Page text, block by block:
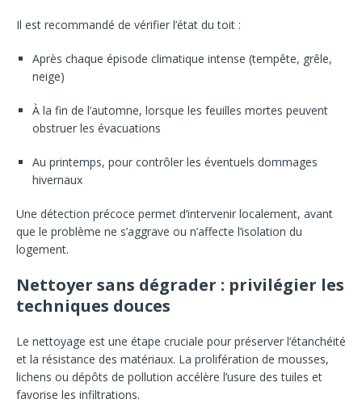
Il est recommandé de vérifier l’état du toit :
Après chaque épisode climatique intense (tempête, grêle,
neige)
À la fin de l’automne, lorsque les feuilles mortes peuvent
obstruer les évacuations
Au printemps, pour contrôler les éventuels dommages
hivernaux
Une détection précoce permet d’intervenir localement, avant
que le problème ne s’aggrave ou n’affecte l’isolation du
logement.
Nettoyer sans dégrader : privilégier les
techniques douces
Le nettoyage est une étape cruciale pour préserver l’étanchéité
et la résistance des matériaux. La prolifération de mousses,
lichens ou dépôts de pollution accélère l’usure des tuiles et
favorise les infiltrations.